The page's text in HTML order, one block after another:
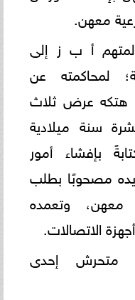
معهن.
أ ب ز إلى
لمحاكمته عن
هتكه عرض ثلاث
سنة ميلادية
بإفشاء أمور
مصحوبًا بطلب
معهن، وتعمده
الاتصالات.
متحرش إحدى